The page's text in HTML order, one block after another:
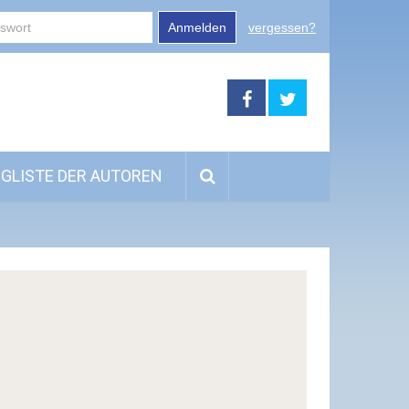
Anmelden vergessen?
DER AUTOREN